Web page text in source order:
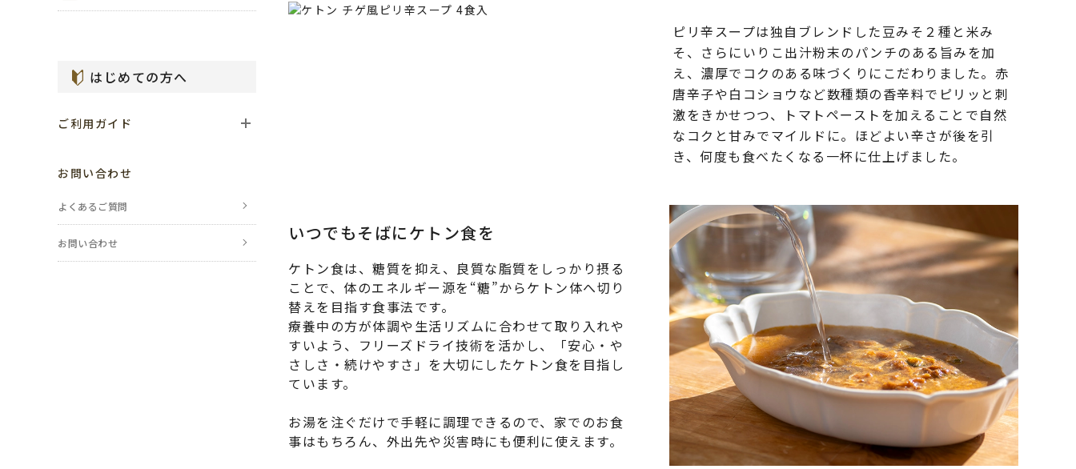
ピリ辛スープは独自ブレンドした豆みそ２種と米み
そ、さらにいりこ出汁粉末のパンチのある旨みを加
え、濃厚でコクのある味づくりにこだわりました。赤
唐辛子や白コショウなど数種類の香辛料でピリッと刺
激をきかせつつ、トマトペーストを加えることで自然
なコクと甘みでマイルドに。ほどよい辛さが後を引
き、何度も食べたくなる一杯に仕上げました。
いつでもそばにケトン食を
ケトン食は、糖質を抑え、良質な脂質をしっかり摂る
ことで、体のエネルギー源を“糖”からケトン体へ切り
替えを目指す食事法です。
療養中の方が体調や生活リズムに合わせて取り入れや
すいよう、フリーズドライ技術を活かし、「安心・や
さしさ・続けやすさ」を大切にしたケトン食を目指し
ています。
お湯を注ぐだけで手軽に調理できるので、家でのお食
事はもちろん、外出先や災害時にも便利に使えます。
はじめての方へ
ご利用ガイド
お問い合わせ
よくあるご質問
お問い合わせ